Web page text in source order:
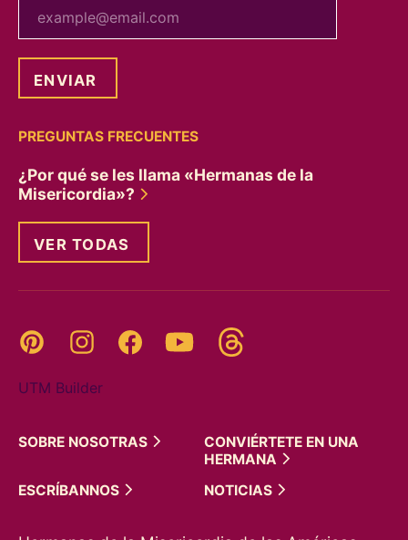
PREGUNTAS FRECUENTES
¿Por qué se les llama «Hermanas de la
Misericordia»?
VER TODAS
Pinterest InstagramFacebookYouTube
UTM Builder
SOBRE NOSOTRAS
CONVIÉRTETE EN UNA
HERMANA
ESCRÍBANNOS
NOTICIAS